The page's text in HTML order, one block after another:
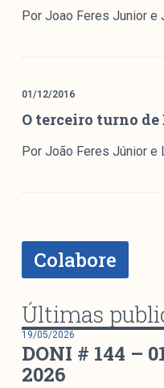
Diretório de Grupos de
econômicos.
Por Joao Feres Junior e
01/12/2016
O terceiro turno
Por João Feres Júnior e
Colabore
Últimas
19/05/2026
DONI # 144 –
2026